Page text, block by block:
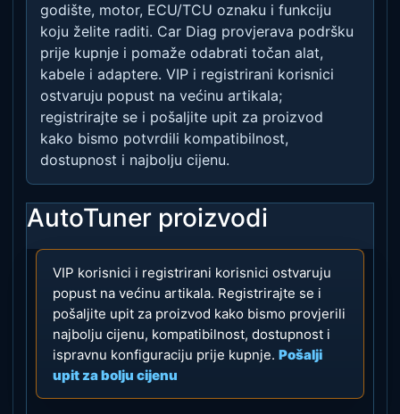
godište, motor, ECU/TCU oznaku i funkciju
koju želite raditi. Car Diag provjerava podršku
prije kupnje i pomaže odabrati točan alat,
kabele i adaptere. VIP i registrirani korisnici
ostvaruju popust na većinu artikala;
registrirajte se i pošaljite upit za proizvod
kako bismo potvrdili kompatibilnost,
dostupnost i najbolju cijenu.
AutoTuner proizvodi
VIP korisnici i registrirani korisnici ostvaruju
popust na većinu artikala. Registrirajte se i
pošaljite upit za proizvod kako bismo provjerili
najbolju cijenu, kompatibilnost, dostupnost i
ispravnu konfiguraciju prije kupnje. Pošalji
upit za bolju cijenu